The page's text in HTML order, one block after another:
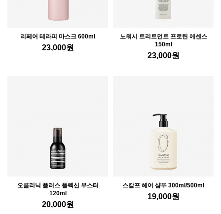
리페어 테라피 마스크 600ml
23,000원
노워시 트리트먼트 프로틴 에센스
150ml
23,000원
오클리닉 플러스 플렉신 부스터
120ml
20,000원
스칼프 헤어 샴푸 300ml/500ml
19,000원